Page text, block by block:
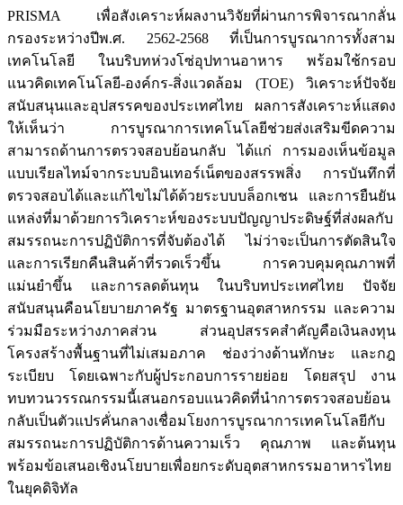
PRISMA เพื่อสังเคราะห์ผลงานวิจัยที่ผ่านการพิจารณากลั่น
กรองระหว่างปีพ.ศ. 2562-2568 ที่เป็นการบูรณาการทั้งสาม
เทคโนโลยี ในบริบทห่วงโซ่อุปทานอาหาร พร้อมใช้กรอบ
แนวคิดเทคโนโลยี-องค์กร-สิ่งแวดล้อม (TOE) วิเคราะห์ปัจจัย
สนับสนุนและอุปสรรคของประเทศไทย ผลการสังเคราะห์แสดง
ให้เห็นว่า การบูรณาการเทคโนโลยีช่วยส่งเสริมขีดความ
สามารถด้านการตรวจสอบย้อนกลับ ได้แก่ การมองเห็นข้อมูล
แบบเรียลไทม์จากระบบอินเทอร์เน็ตของสรรพสิ่ง การบันทึกที่
ตรวจสอบได้และแก้ไขไม่ได้ด้วยระบบบล็อกเชน และการยืนยัน
แหล่งที่มาด้วยการวิเคราะห์ของระบบปัญญาประดิษฐ์ที่ส่งผลกับ
สมรรถนะการปฏิบัติการที่จับต้องได้ ไม่ว่าจะเป็นการตัดสินใจ
และการเรียกคืนสินค้าที่รวดเร็วขึ้น การควบคุมคุณภาพที่
แม่นยำขึ้น และการลดต้นทุน ในบริบทประเทศไทย ปัจจัย
สนับสนุนคือนโยบายภาครัฐ มาตรฐานอุตสาหกรรม และความ
ร่วมมือระหว่างภาคส่วน ส่วนอุปสรรคสำคัญคือเงินลงทุน
โครงสร้างพื้นฐานที่ไม่เสมอภาค ช่องว่างด้านทักษะ และกฎ
ระเบียบ โดยเฉพาะกับผู้ประกอบการรายย่อย โดยสรุป งาน
ทบทวนวรรณกรรมนี้เสนอกรอบแนวคิดที่นำการตรวจสอบย้อน
กลับเป็นตัวแปรคั่นกลางเชื่อมโยงการบูรณาการเทคโนโลยีกับ
สมรรถนะการปฏิบัติการด้านความเร็ว คุณภาพ และต้นทุน
พร้อมข้อเสนอเชิงนโยบายเพื่อยกระดับอุตสาหกรรมอาหารไทย
ในยุคดิจิทัล